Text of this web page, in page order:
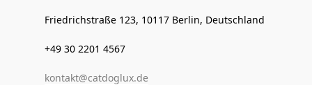
Friedrichstraße 123, 10117 Berlin, Deutschland
+49 30 2201 4567
kontakt@catdoglux.de